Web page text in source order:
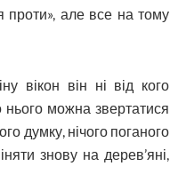
проти», але все на тому
вікон він ні від кого
можна звертатися
думку, нічого поганого
знову на дерев’яні,